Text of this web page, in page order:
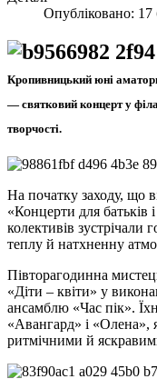
Опубліковано: 17
Кропивницький юні
— святковий концерт у
творчості.
На початку заходу, що
«Концерти для батьків
колективів
теплу й натхненну
Півторагодинна
«Діти – квіти» у
ансамблю «Час пік».
«Авангард» і «Олена»,
ритмічними й